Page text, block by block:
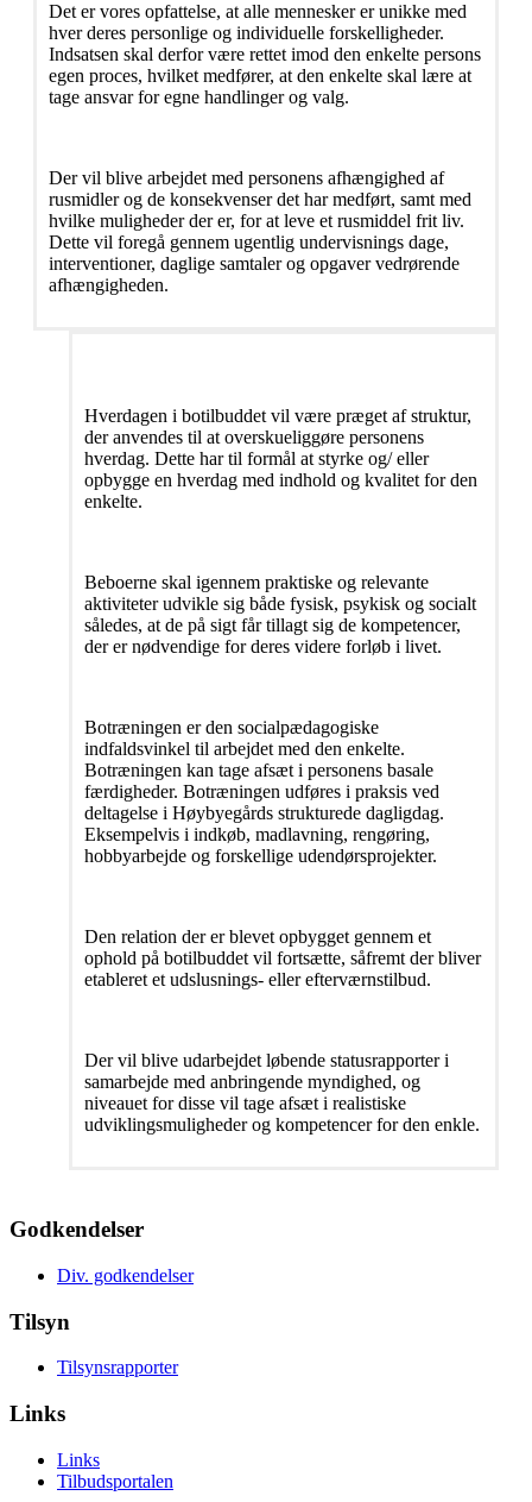
Det er vores opfattelse, at alle mennesker er unikke med
hver deres personlige og individuelle forskelligheder.
Indsatsen skal derfor være rettet imod den enkelte persons
egen proces, hvilket medfører, at den enkelte skal lære at
tage ansvar for egne handlinger og valg.
Der vil blive arbejdet med personens afhængighed af
rusmidler og de konsekvenser det har medført, samt med
hvilke muligheder der er, for at leve et rusmiddel frit liv.
Dette vil foregå gennem ugentlig undervisnings dage,
interventioner, daglige samtaler og opgaver vedrørende
afhængigheden.
Hverdagen i botilbuddet vil være præget af struktur,
der anvendes til at overskueliggøre personens
hverdag. Dette har til formål at styrke og/ eller
opbygge en hverdag med indhold og kvalitet for den
enkelte.
Beboerne skal igennem praktiske og relevante
aktiviteter udvikle sig både fysisk, psykisk og socialt
således, at de på sigt får tillagt sig de kompetencer,
der er nødvendige for deres videre forløb i livet.
Botræningen er den socialpædagogiske
indfaldsvinkel til arbejdet med den enkelte.
Botræningen kan tage afsæt i personens basale
færdigheder. Botræningen udføres i praksis ved
deltagelse i Høybyegårds strukturede dagligdag.
Eksempelvis i indkøb, madlavning, rengøring,
hobbyarbejde og forskellige udendørsprojekter.
Den relation der er blevet opbygget gennem et
ophold på botilbuddet vil fortsætte, såfremt der bliver
etableret et udslusnings- eller efterværnstilbud.
Der vil blive udarbejdet løbende statusrapporter i
samarbejde med anbringende myndighed, og
niveauet for disse vil tage afsæt i realistiske
udviklingsmuligheder og kompetencer for den enkle.
Godkendelser
Div. godkendelser
Tilsyn
Tilsynsrapporter
Links
Links
Tilbudsportalen